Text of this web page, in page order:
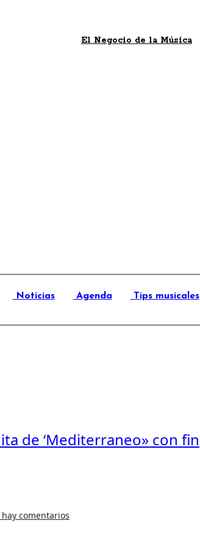
El Negocio de la Música
Noticias Agenda Tips musicales
de ‘Mediterraneo» con fin
hay comentarios